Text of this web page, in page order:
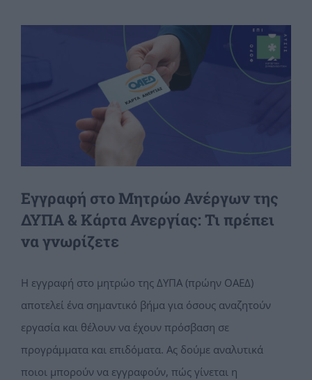
Εγγραφή στο Μητρώο Ανέργων της
ΔΥΠΑ & Κάρτα Ανεργίας: Τι πρέπει
να γνωρίζετε
Η εγγραφή στο μητρώο της ΔΥΠΑ (πρώην ΟΑΕΔ)
αποτελεί ένα σημαντικό βήμα για όσους αναζητούν
εργασία και θέλουν να έχουν πρόσβαση σε
προγράμματα και επιδόματα. Ας δούμε αναλυτικά
ποιοι μπορούν να εγγραφούν, πώς γίνεται η